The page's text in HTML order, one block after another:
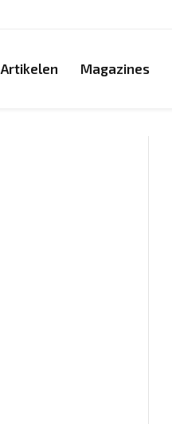
Artikelen Magazines